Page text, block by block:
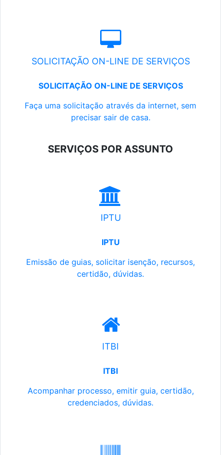
SOLICITAÇÃO ON-LINE DE SERVIÇOS
SOLICITAÇÃO ON-LINE DE SERVIÇOS
Faça uma solicitação através da internet, sem
precisar sair de casa.
SERVIÇOS POR ASSUNTO
IPTU
IPTU
Emissão de guias, solicitar isenção, recursos,
certidão, dúvidas.
ITBI
ITBI
Acompanhar processo, emitir guia, certidão,
credenciados, dúvidas.